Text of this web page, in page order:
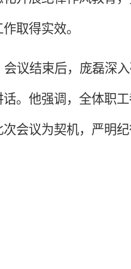
取得实效。
会议结束后，庞磊深
话。他强调，全体职
次会议为契机，严明